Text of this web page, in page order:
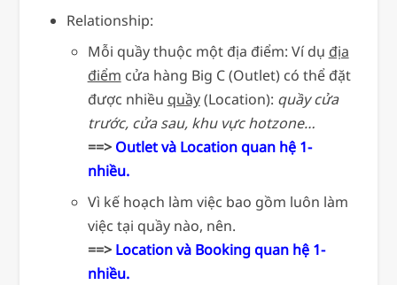
Relationship:
Mỗi quầy thuộc một địa điểm: Ví dụ địa
điểm cửa hàng Big C (Outlet) có thể đặt
được nhiều quầy(Location): quầy cửa
trước, cửa sau, khu vực hotzone…
==> Outlet và Location quan hệ 1-
nhiều.
Vì kế hoạch làm việc bao gồm luôn làm
việc tại quầy nào, nên.
==> Location và Booking quan hệ 1-
nhiều.